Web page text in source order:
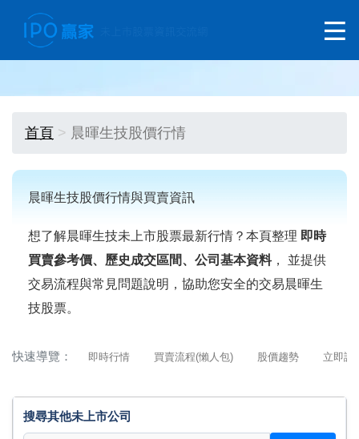
首頁 晨暉生技股價行情
晨暉生技股價行情與買賣資訊
想了解晨暉生技未上市股票最新行情？本頁整理 即時
買賣參考價、歷史成交區間、公司基本資料， 並提供
交易流程與常見問題說明，協助您安全的交易晨暉生
技股票。
快速導覽： 即時行情 買賣流程(懶人包) 股價趨勢 立即詢
搜尋其他未上市公司
搜尋其他未上市公司